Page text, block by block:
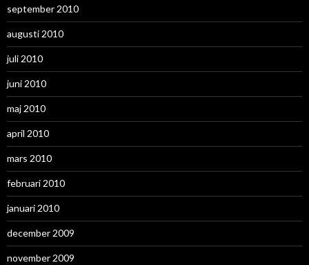
september 2010
augusti 2010
juli 2010
juni 2010
maj 2010
april 2010
mars 2010
februari 2010
januari 2010
december 2009
november 2009